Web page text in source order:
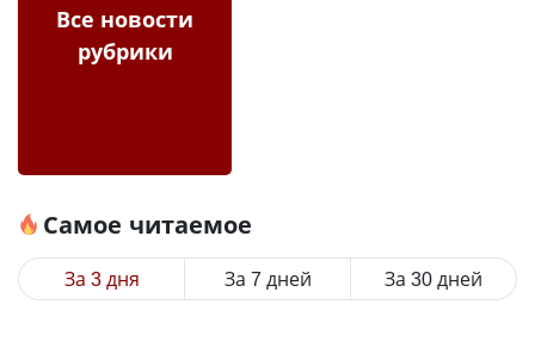
Все новости
рубрики
Самое читаемое
За 3 дня За 7 дней За 30 дней